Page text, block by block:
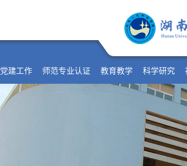
党建工作 师范专业认证 教育教学 科学研究